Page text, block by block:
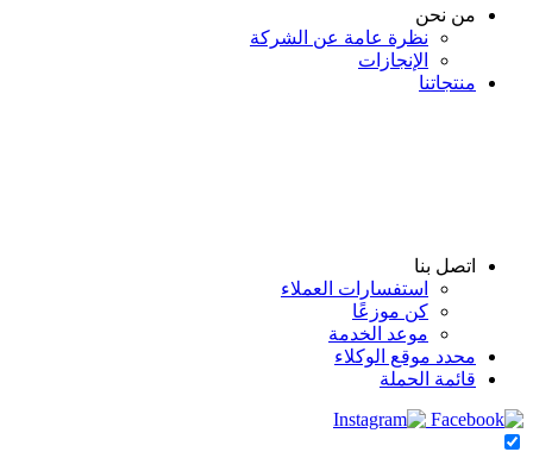
من نحن
نظرة عامة عن الشركة
الإنجازات
منتجاتنا
اتصل بنا
استفسارات العملاء
كن موزعًا
موعد الخدمة
محدد موقع الوكلاء
قائمة الحملة